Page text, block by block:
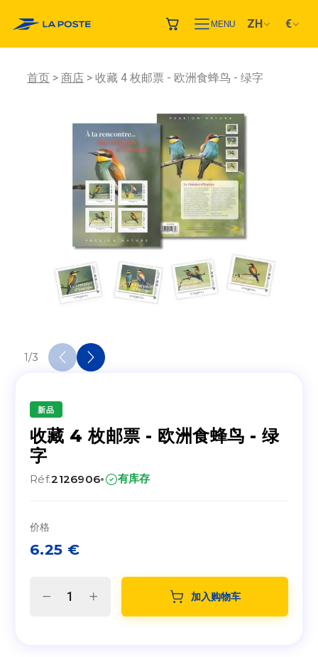
MENU ZH €
首页 商店 收藏 4 枚邮票 - 欧洲食蜂鸟 - 绿字
1/3
新品
收藏 4 枚邮票 - 欧洲食蜂鸟 - 绿
字
Réf.2126906· 有库存
价格
6.25 €
加入购物车